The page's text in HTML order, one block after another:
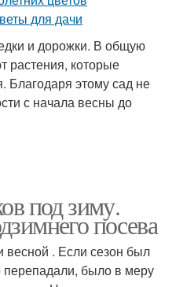
и дорожки. В общую
растения, которые
Благодаря этому сад не
с начала весны до
под зиму.
посева
весной . Если сезон был
перепадали, было в меру